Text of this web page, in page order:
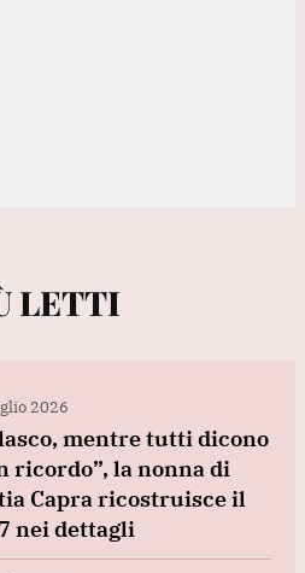
LETTI
2026
mentre tutti dicono
ricordo”, la nonna di
Capra ricostruisce il
nei dettagli